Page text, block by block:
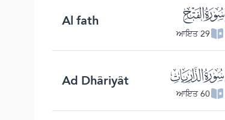
ﯝ
29 ਆਇਤ
Al fath
ﯠ
60 ਆਇਤ
Ad Dhâriyât